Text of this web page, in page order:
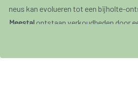
neus kan evolueren tot een bijholte-
Meestalontstaan verkoudheden door